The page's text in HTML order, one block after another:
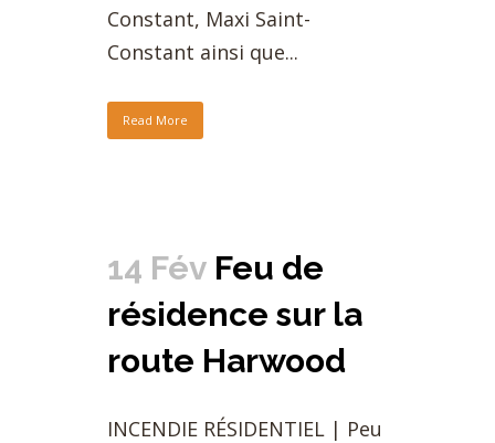
Constant, Maxi Saint-
Constant ainsi que...
Read More
14 Fév Feu de
résidence sur la
route Harwood
INCENDIE RÉSIDENTIEL | Peu